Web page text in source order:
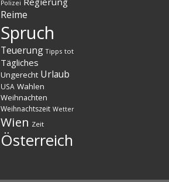
Polizei
Reime
Spruch
Teuerung Tipps tot
Tägliches
Ungerecht Urlaub
USA Wahlen
Weihnachten
Weihnachtszeit Wetter
Wien Zeit
Österreich